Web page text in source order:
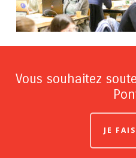
Vous souhaitez
JE